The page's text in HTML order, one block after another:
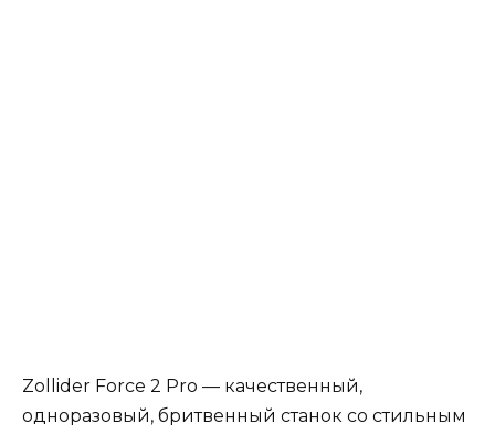
Zollider Force 2 Pro — качественный,
одноразовый, бритвенный станок со стильным